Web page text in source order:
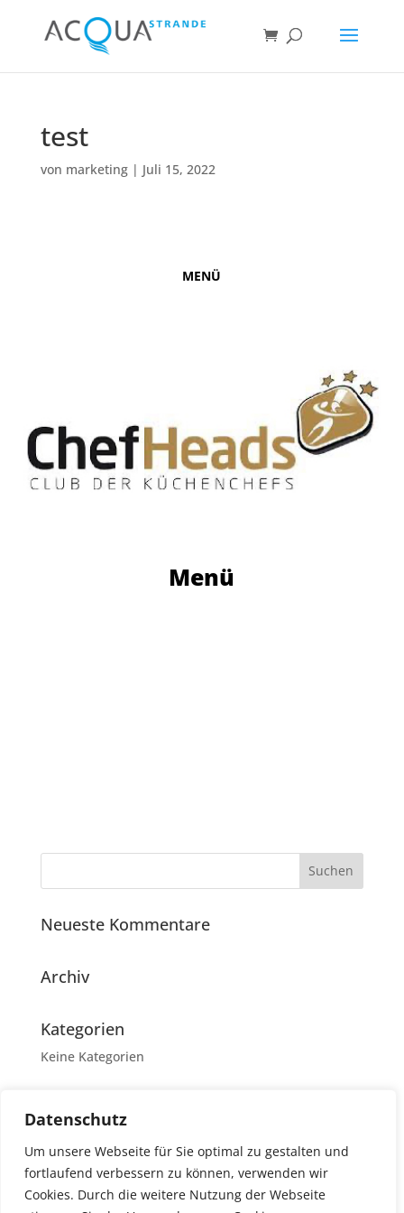
Datenschutz
Um unsere Webseite für Sie optimal zu gestalten und
fortlaufend verbessern zu können, verwenden wir
Cookies. Durch die weitere Nutzung der Webseite
test
von marketing| Juli 15, 2022
MENÜ
Menü
Neueste Kommentare
Archiv
Kategorien
Keine Kategorien
Anmelden
Eintrags-Feed
Kommentar-Feed